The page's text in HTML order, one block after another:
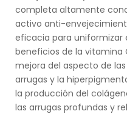
completa altamente
activo anti-
eficacia para uniformizar
beneficios de la vitamina
mejora del aspecto de
arrugas y la
la producción del
las arrugas profundas y